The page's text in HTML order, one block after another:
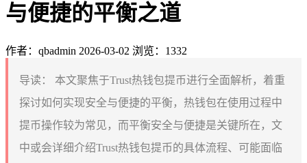
与便捷的平衡之道
作者：qbadmin 2026-03-02 浏览：1332
导读：
本文聚焦于Trust热钱包提币进行全面解析，着重
探讨如何实现安全与便捷的平衡，热钱包在使用过程中
提币操作较为常见，而平衡安全与便捷是关键所在，文
中或会详细介绍Trust热钱包提币的具体流程、可能面临